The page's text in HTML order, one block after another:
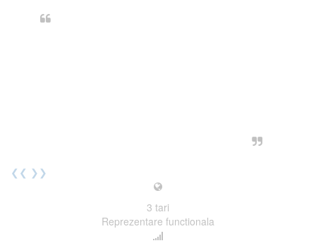
❮❮ ❯❯
3 tari
Reprezentare functionala